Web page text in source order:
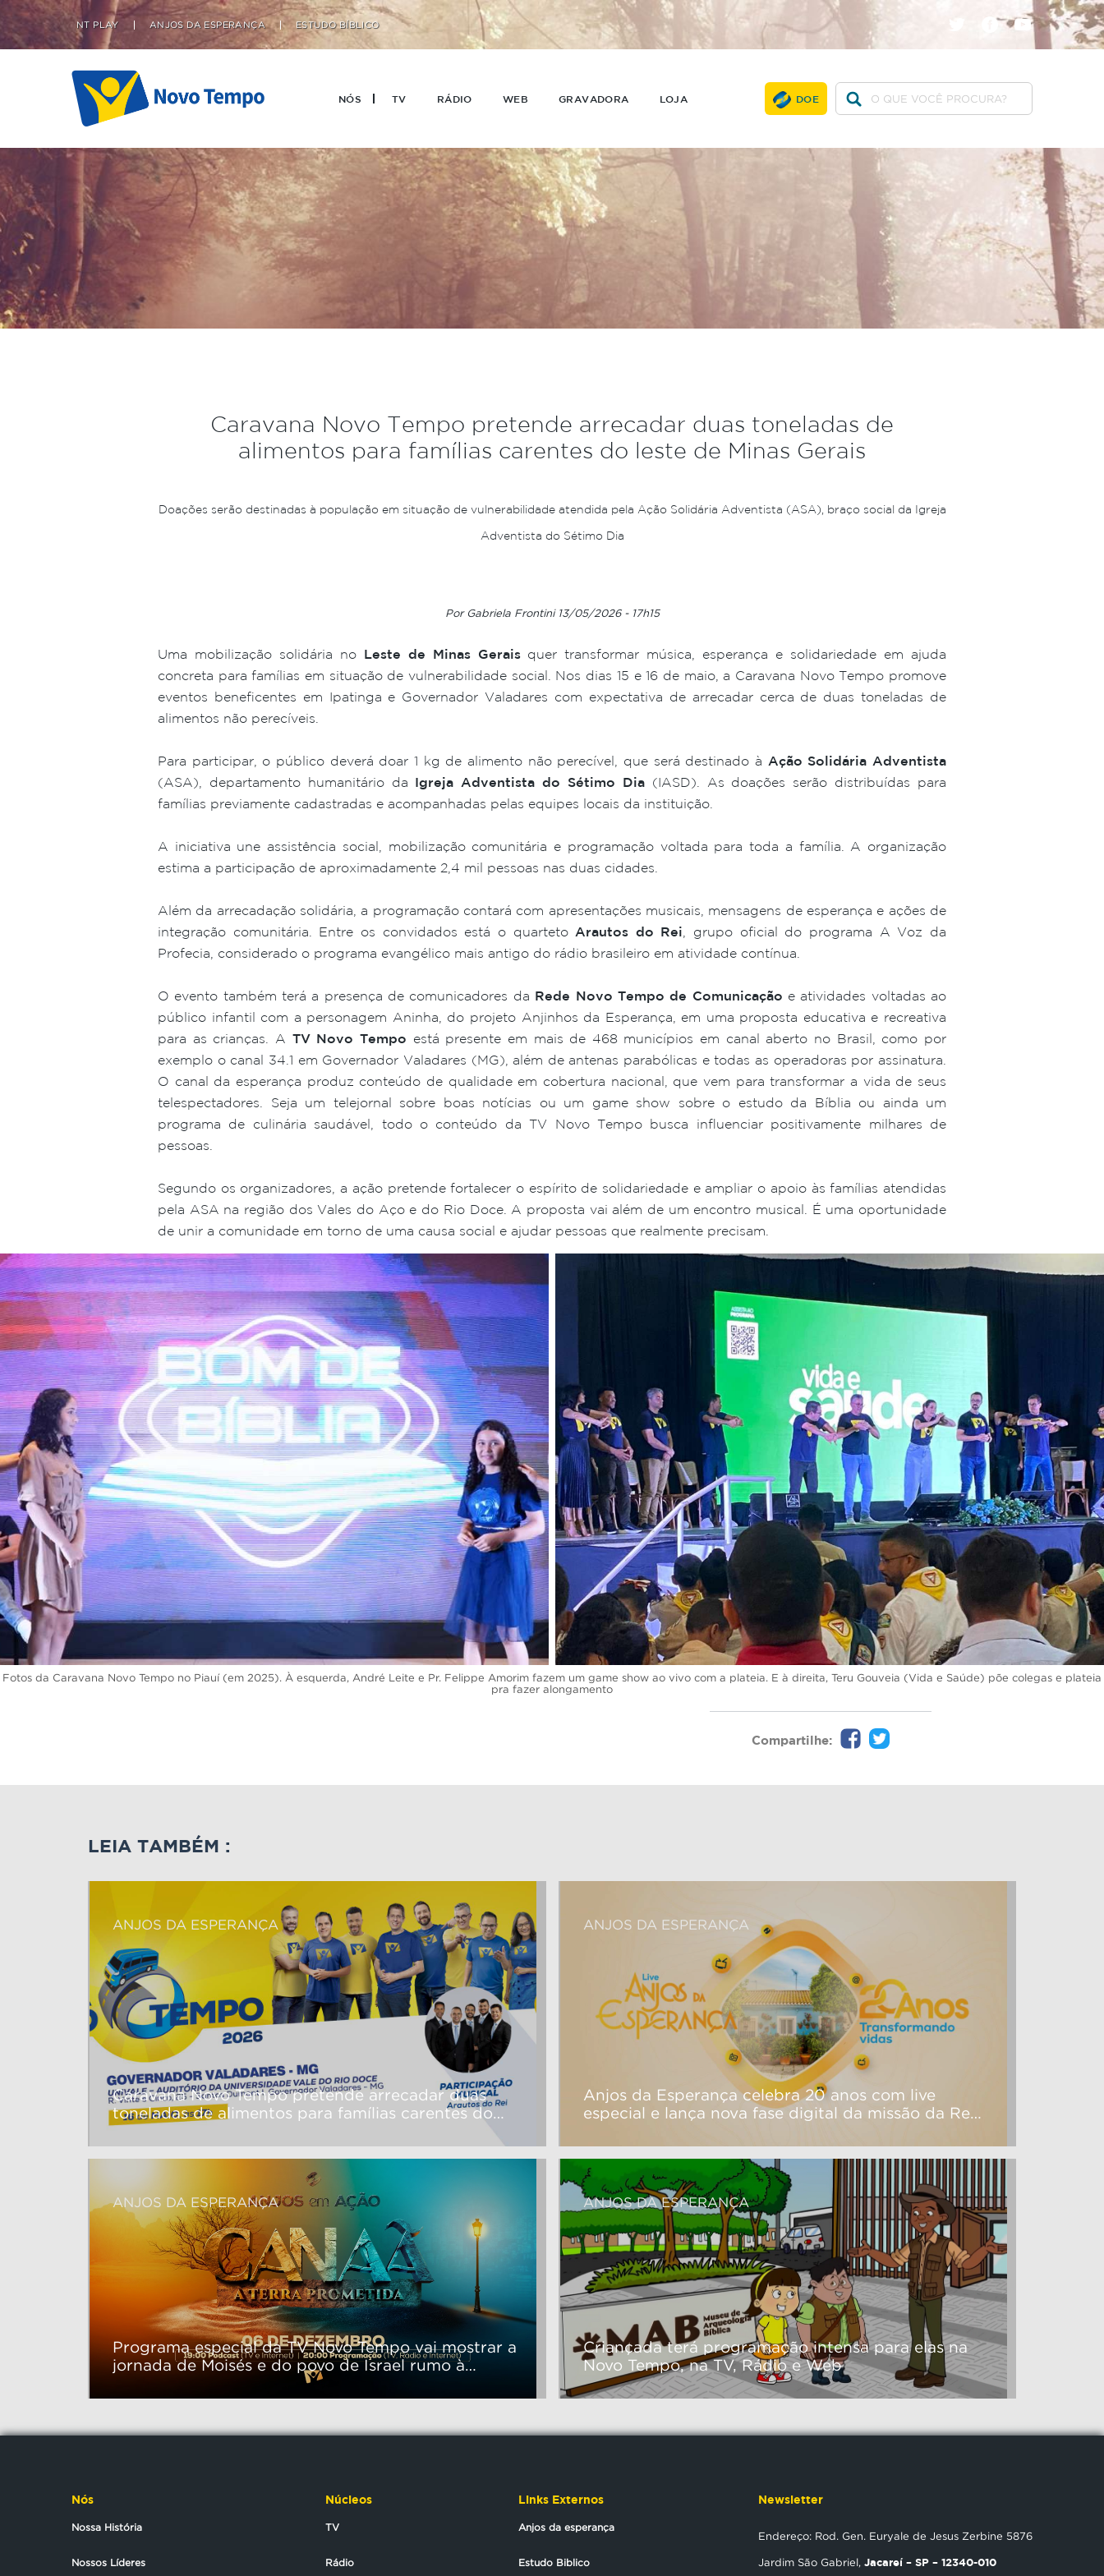
NÓS TV RÁDIO WEB
NT PLAY ANJOS DA ESPERANÇA ESTUDO BÍBLICO
GRAVADORA LOJA DOE
facebookyoutube
Caravana Novo Tempo pretende arrecadar duas toneladas de
alimentos para famílias carentes do leste de Minas Gerais
Doações serão destinadas à população em situação de vulnerabilidade atendida pela Ação Solidária Adventista (ASA), braço social da Igreja
Adventista do Sétimo Dia
Por Gabriela Frontini 13/05/2026 - 17h15
Uma mobilização solidária no Leste de Minas Geraisquer transformar música, esperança e solidariedade em ajuda
concreta para famílias em situação de vulnerabilidade social. Nos dias 15 e 16 de maio, a Caravana Novo Tempo promove
eventos beneficentes em Ipatinga e Governador Valadares com expectativa de arrecadar cerca de duas toneladas de
alimentos não perecíveis.
Para participar, o público deverá doar 1 kg de alimento não perecível, que será destinado à Ação Solidária Adventista
(ASA), departamento humanitário da Igreja Adventista do Sétimo Dia(IASD). As doações serão distribuídas para
famílias previamente cadastradas e acompanhadas pelas equipes locais da instituição.
A iniciativa une assistência social, mobilização comunitária e programação voltada para toda a família. A organização
estima a participação de aproximadamente 2,4 mil pessoas nas duas cidades.
Além da arrecadação solidária, a programação contará com apresentações musicais, mensagens de esperança e ações de
integração comunitária. Entre os convidados está o quarteto Arautos do Rei , grupo oficial do programa A Voz da
Profecia, considerado o programa evangélico mais antigo do rádio brasileiro em atividade contínua.
O evento também terá a presença de comunicadores da Rede Novo Tempo de Comunicação e atividades voltadas ao
público infantil com a personagem Aninha, do projeto Anjinhos da Esperança, em uma proposta educativa e recreativa
para as crianças. A TV Novo Tempo está presente em mais de 468 municípios em canal aberto no Brasil, como por
exemplo o canal 34.1 em Governador Valadares (MG), além de antenas parabólicas e todas as operadoras por assinatura.
O canal da esperança produz conteúdo de qualidade em cobertura nacional, que vem para transformar a vida de seus
telespectadores. Seja um telejornal sobre boas notícias ou um game show sobre o estudo da Bíblia ou ainda um
programa de culinária saudável, todo o conteúdo da TV Novo Tempo busca influenciar positivamente milhares de
pessoas.
Segundo os organizadores, a ação pretende fortalecer o espírito de solidariedade e ampliar o apoio às famílias atendidas
pela ASA na região dos Vales do Aço e do Rio Doce. A proposta vai além de um encontro musical. É uma oportunidade
de unir a comunidade em torno de uma causa social e ajudar pessoas que realmente precisam.
Fotos da Caravana Novo Tempo no Piauí (em 2025). À esquerda, André Leite e Pr. Felippe Amorim fazem um game show ao vivo com a plateia. E à direita, Teru Gouveia (Vida e Saúde) põe colegas e plateia
pra fazer alongamento
Compartilhe:
LEIA TAMBÉM :
ANJOS DA ESPERANÇA
Caravana Novo Tempo pretende arrecadar duas
toneladas de alimentos para famílias carentes do
leste de Minas Gerais
ANJOS DA ESPERANÇA
Anjos da Esperança celebra 20 anos com live
especial e lança nova fase digital da missão da Rede
ANJOS DA ESPERANÇA
Programa especial da TV Novo Tempo vai mostrar a
jornada de Moisés e do povo de Israel rumo à
ANJOS DA ESPERANÇA
Criançada terá programação intensa para elas na
Novo Tempo, na TV, Rádio e Web
Nós
Nossa História
Nossos Líderes
Núcleos
TV
Rádio
Links Externos
Anjos da esperança
Estudo Biblico
Newsletter
Endereço: Rod. Gen. Euryale de Jesus Zerbine 5876
Jardim São Gabriel, Jacareí – SP – 12340-010